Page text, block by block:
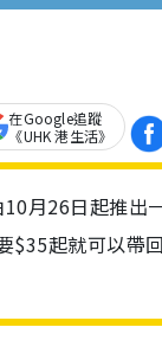
在Google追蹤
《UHK 港生活》
月26日起推出
$35起就可以帶